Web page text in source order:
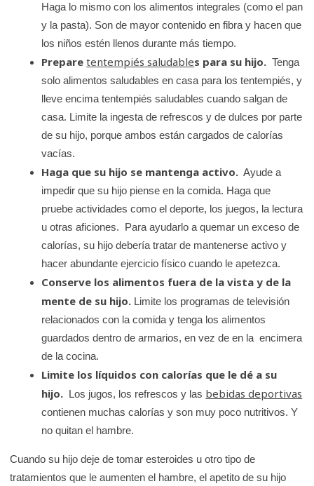
Haga lo mismo con los alimentos integrales (como el pan
y la pasta). Son de mayor contenido en fibra y hacen que
los niños estén llenos durante más tiempo.
Preparetentempiés saludables para su hijo. Tenga
solo alimentos saludables en casa para los tentempiés, y
lleve encima tentempiés saludables cuando salgan de
casa. Limite la ingesta de refrescos y de dulces por parte
de su hijo, porque ambos están cargados de calorías
vacías.
Haga que su hijo se mantenga activo. Ayude a
impedir que su hijo piense en la comida. Haga que
pruebe actividades como el deporte, los juegos, la lectura
u otras aficiones. Para ayudarlo a quemar un exceso de
calorías, su hijo debería tratar de mantenerse activo y
hacer abundante ejercicio físico cuando le apetezca.
Conserve los alimentos fuera de la vista y de la
mente de su hijo. Limite los programas de televisión
relacionados con la comida y tenga los alimentos
guardados dentro de armarios, en vez de en la encimera
de la cocina.
Limite los líquidos con calorías que le dé a su
hijo. Los jugos, los refrescos y las bebidas deportivas
contienen muchas calorías y son muy poco nutritivos. Y
no quitan el hambre.
Cuando su hijo deje de tomar esteroides u otro tipo de
tratamientos que le aumenten el hambre, el apetito de su hijo